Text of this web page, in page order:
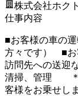
株式会社ホク
仕事内容
■お客様の車の
方々です） ■お
訪問先への送
清掃、管理 ＊
客様をお乗せ